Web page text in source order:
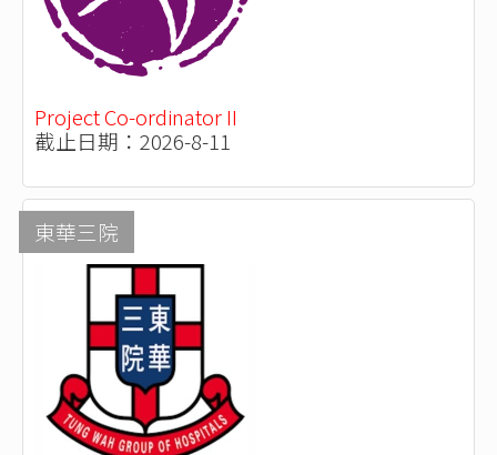
Project Co-ordinator II
截止日期：2026-8-11
東華三院